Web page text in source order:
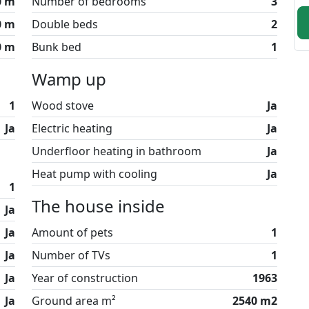
Ebenen, Seele und Charme! Der
gestaltet, und man fühlt sich vom ersten
Tür tritt. Hier bekommst du einen
einer großen Küche/Essbereich und
du durch die großen, hellen Fensterpartien
Whirlpool auf einem Teil des großen
verteilt auf 3 Schlafzimmer - zwei
nicht erlaubt.
Natur als Abschirmung. Dennoch bist du nur
entfernt und 1200 Meter vom Strand. Es
und die Natur als Kulisse für einen
nutzen.
mit Außenwhirlpool und Grill - so
m
m
1
Ja
1
Ja
Ja
Ja
Ja
Ja
Double beds
2
Bunk bed
1
Wamp up
Wood stove
Ja
Electric heating
Ja
Underfloor heating in bathroom
Ja
Heat pump with cooling
Ja
The house inside
Amount of pets
1
Number of TVs
1
Year of construction
1963
Ground area m²
2540 m2